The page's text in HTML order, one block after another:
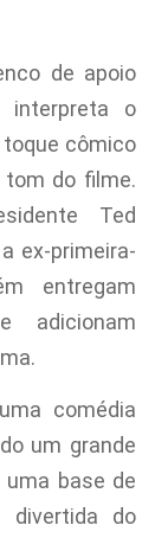
de apoio
interpreta o
cômico
do filme.
Ted
ex-primeira-
entregam
adicionam
comédia
um grande
base de
divertida do